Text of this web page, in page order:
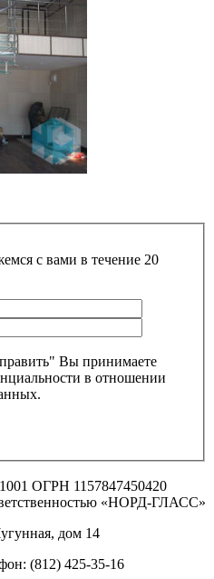
с вами в течение 20
Вы принимаете
в отношении
ОГРН 1157847450420
«НОРД-ГЛАСС»
дом 14
(812) 425-35-16